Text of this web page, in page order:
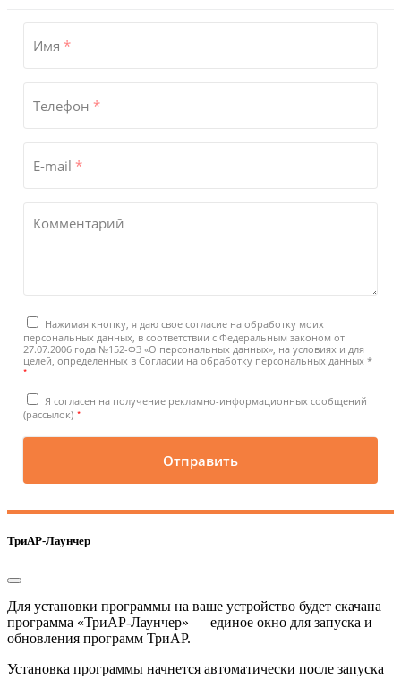
Имя *
Телефон *
E-mail *
Комментарий
Нажимая кнопку, я даю свое согласие на обработку моих
персональных данных, в соответствии с Федеральным законом от
27.07.2006 года №152-ФЗ «О персональных данных», на условиях и для
целей, определенных в Согласии на обработку персональных данных *
*
Я согласен на получение рекламно-информационных сообщений
(рассылок) *
Отправить
ТриАР-Лаунчер
Для установки программы на ваше устройство будет скачана
программа «ТриАР-Лаунчер» — единое окно для запуска и
обновления программ ТриАР.
Установка программы начнется автоматически после запуска